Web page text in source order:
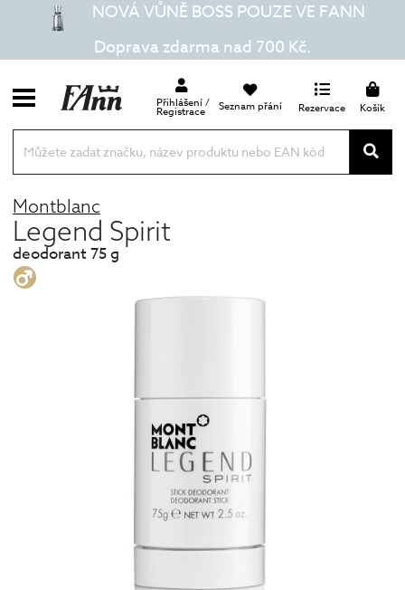
NOVÁ VŮNĚ BOSS POUZE VE FANN
Doprava zdarma nad 700 Kč.
Přihlášení /
Registrace Seznam přání Rezervace Košík
Montblanc
Legend Spirit
deodorant 75 g